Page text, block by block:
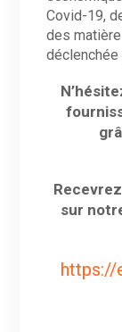
Covid-19,
des
déclenchée
sur
https://